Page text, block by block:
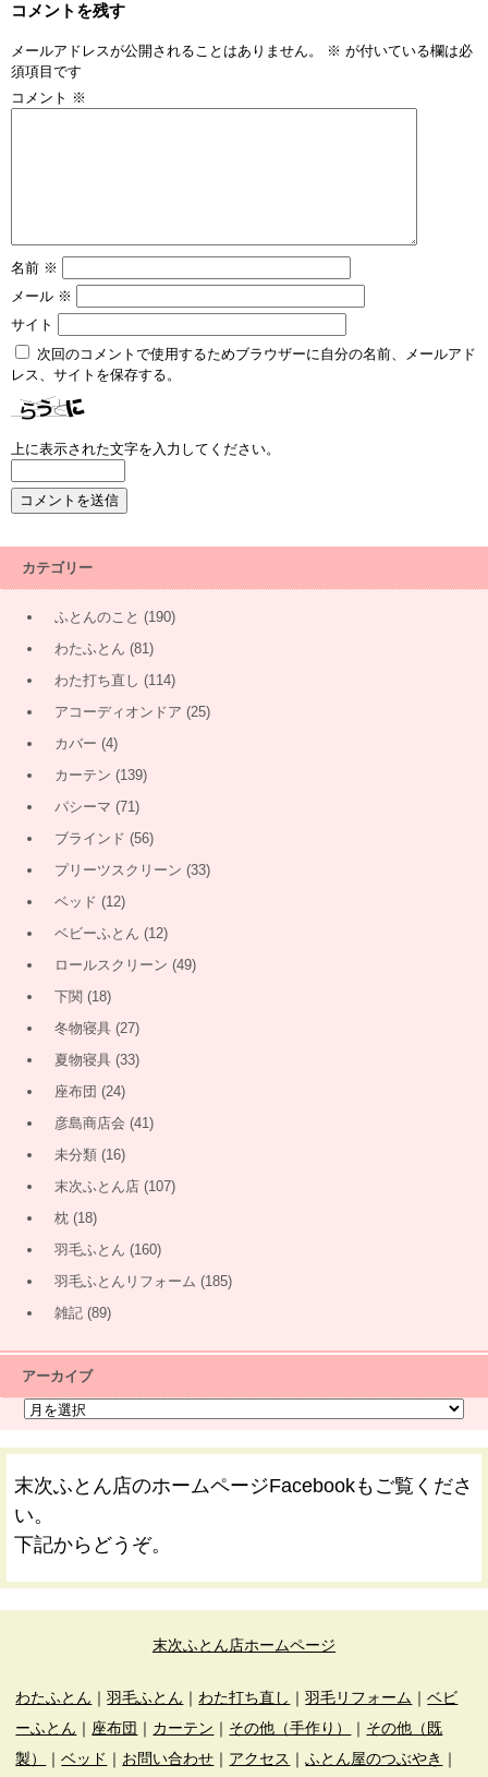
コメントを残す
メールアドレスが公開されることはありません。 ※ が付いている欄は必
須項目です
コメント ※
名前 ※
メール ※
サイト
次回のコメントで使用するためブラウザーに自分の名前、メールアド
レス、サイトを保存する。
上に表示された文字を入力してください。
カテゴリー
ふとんのこと (190)
わたふとん (81)
わた打ち直し (114)
アコーディオンドア (25)
カバー (4)
カーテン (139)
パシーマ (71)
ブラインド (56)
プリーツスクリーン (33)
ベッド (12)
ベビーふとん (12)
ロールスクリーン (49)
下関 (18)
冬物寝具 (27)
夏物寝具 (33)
座布団 (24)
彦島商店会 (41)
未分類 (16)
末次ふとん店 (107)
枕 (18)
羽毛ふとん (160)
羽毛ふとんリフォーム (185)
雑記 (89)
アーカイブ
末次ふとん店のホームページFacebookもご覧くださ
い。
下記からどうぞ。
末次ふとん店ホームページ
わたふとん ｜羽毛ふとん ｜ わた打ち直し ｜羽毛リフォーム ｜ベビ
ーふとん ｜ 座布団 ｜ カーテン ｜ その他（手作り） ｜ その他（既
製）
｜ベッド ｜ お問い合わせ ｜ アクセス ｜ふとん屋のつぶやき ｜